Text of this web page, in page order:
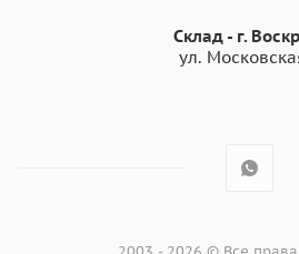
Склад - г.
ул.